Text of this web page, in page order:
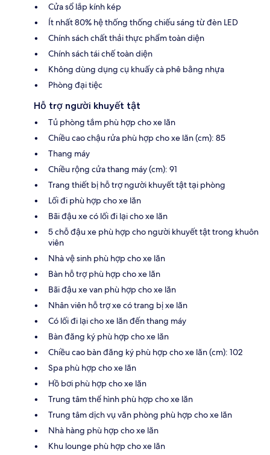
Cửa sổ lắp kính kép
Ít nhất 80% hệ thống thống chiếu sáng từ đèn LED
Chính sách chất thải thực phẩm toàn diện
Chính sách tái chế toàn diện
Không dùng dụng cụ khuấy cà phê bằng nhựa
Phòng đại tiệc
Hỗ trợ người khuyết tật
Tủ phòng tắm phù hợp cho xe lăn
Chiều cao chậu rửa phù hợp cho xe lăn (cm): 85
Thang máy
Chiều rộng cửa thang máy (cm): 91
Trang thiết bị hỗ trợ người khuyết tật tại phòng
Lối đi phù hợp cho xe lăn
Bãi đậu xe có lối đi lại cho xe lăn
5 chỗ đậu xe phù hợp cho người khuyết tật trong khuôn
viên
Nhà vệ sinh phù hợp cho xe lăn
Bàn hỗ trợ phù hợp cho xe lăn
Bãi đậu xe van phù hợp cho xe lăn
Nhân viên hỗ trợ xe có trang bị xe lăn
Có lối đi lại cho xe lăn đến thang máy
Bàn đăng ký phù hợp cho xe lăn
Chiều cao bàn đăng ký phù hợp cho xe lăn (cm): 102
Spa phù hợp cho xe lăn
Hồ bơi phù hợp cho xe lăn
Trung tâm thể hình phù hợp cho xe lăn
Trung tâm dịch vụ văn phòng phù hợp cho xe lăn
Nhà hàng phù hợp cho xe lăn
Khu lounge phù hợp cho xe lăn